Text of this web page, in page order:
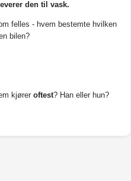
den til vask.
felles - hvem bestemte hvilken
bilen?
kjører oftest? Han eller hun?